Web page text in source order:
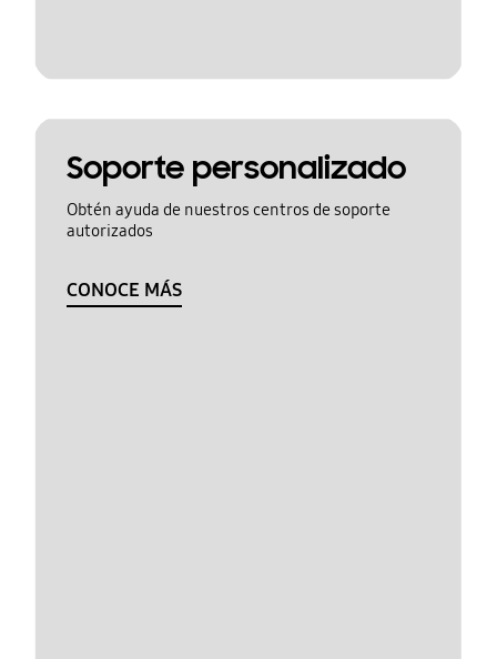
Soporte personalizado
Obtén ayuda de nuestros centros de soporte
autorizados
CONOCE MÁS